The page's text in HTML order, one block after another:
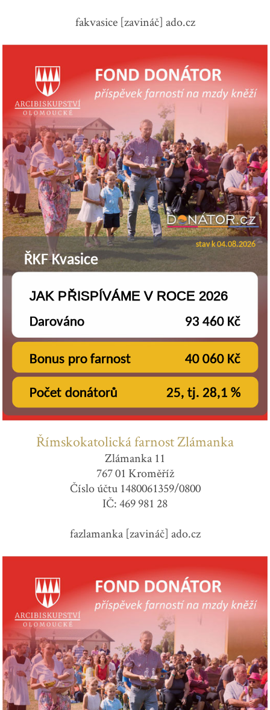
fakvasice [zavináč] ado.cz
Římskokatolická farnost Zlámanka
Zlámanka 11
767 01 Kroměříž
Číslo účtu 1480061359/0800
IČ: 469 981 28
fazlamanka [zavináč] ado.cz